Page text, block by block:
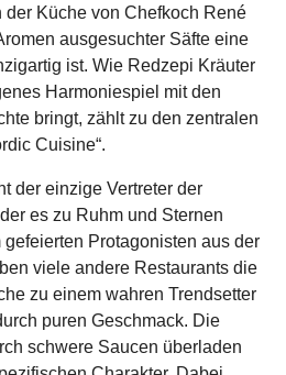
der Küche von Chefkoch René
ausgesuchter Säfte eine
ist. Wie Redzepi Kräuter
Harmoniespiel mit den
bringt, zählt zu den zentralen
Cuisine“.
der einzige Vertreter der
es zu Ruhm und Sternen
Protagonisten aus der
viele andere Restaurants die
zu einem wahren Trendsetter
puren Geschmack. Die
schwere Saucen überladen